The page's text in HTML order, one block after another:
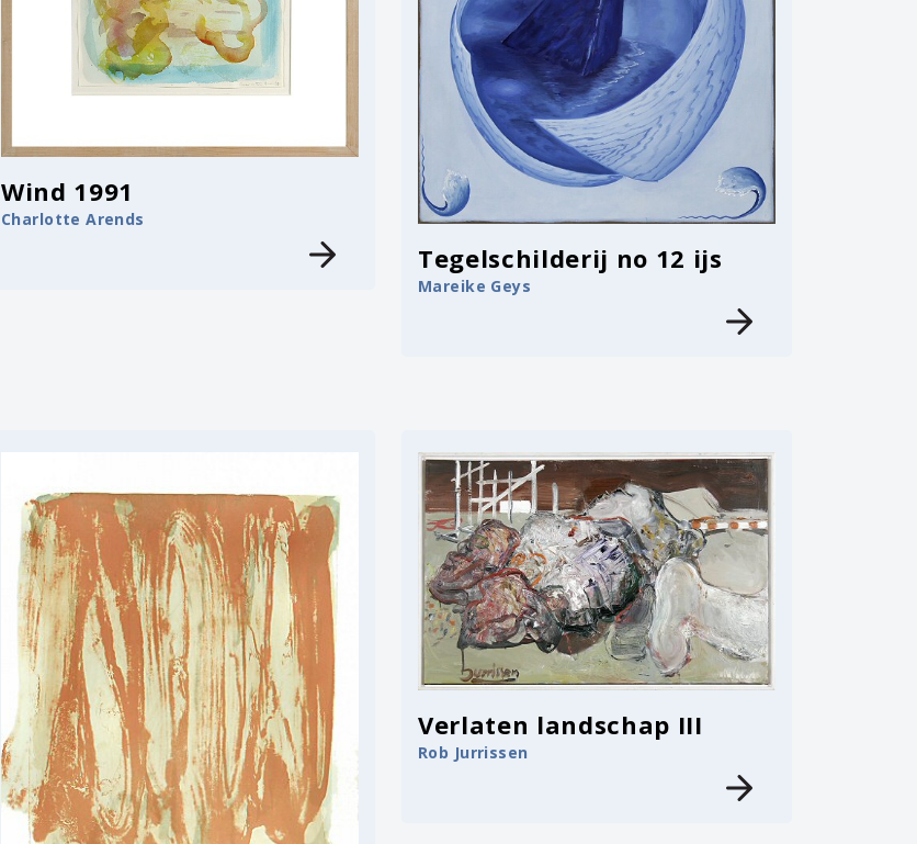
Wind 1991
Charlotte Arends
Tegelschilderij no 12 ijs
Mareike Geys
Verlaten landschap III
Rob Jurrissen